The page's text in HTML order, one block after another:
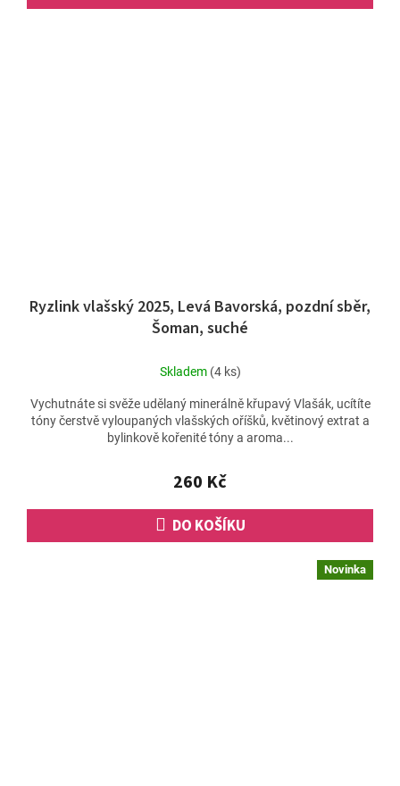
Ryzlink vlašský 2025, Levá Bavorská, pozdní sběr,
Šoman, suché
Skladem (4 ks)
260 Kč
DO KOŠÍKU
Vychutnáte si svěže udělaný minerálně křupavý Vlašák, ucítíte
tóny čerstvě vyloupaných vlašských oříšků, květinový extrat a
bylinkově kořenité tóny a aroma...
Novinka